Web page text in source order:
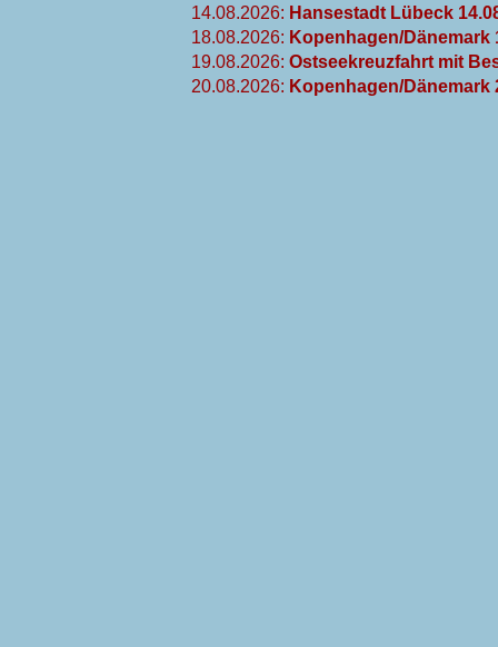
14.08.2026: Hansestadt Lübeck
18.08.2026: Kopenhagen/Dänemark
19.08.2026: Ostseekreuzfahrt mit
20.08.2026: Kopenhagen/Dänemark